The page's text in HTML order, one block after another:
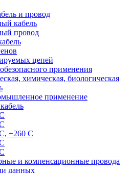
и провод
кабель
провод
цепей
применения
химическая, биологическая
применение
+260 С
и компенсационные провода
данных